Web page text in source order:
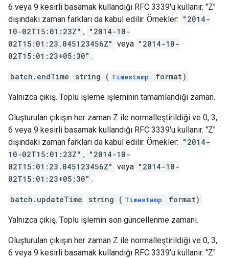
6 veya 9 kesirli basamak kullandığı RFC 3339'u kullanır. "Z"
dışındaki zaman farkları da kabul edilir. Örnekler: "2014-
10-02T15:01:23Z" , "2014-10-
02T15:01:23.045123456Z" veya "2014-10-
02T15:01:23+05:30" .
batch.endTime string ( Timestamp format)
Yalnızca çıkış. Toplu işleme işleminin tamamlandığı zaman.
Oluşturulan çıkışın her zaman Z ile normalleştirildiği ve 0, 3,
6 veya 9 kesirli basamak kullandığı RFC 3339'u kullanır. "Z"
dışındaki zaman farkları da kabul edilir. Örnekler: "2014-
10-02T15:01:23Z" , "2014-10-
02T15:01:23.045123456Z" veya "2014-10-
02T15:01:23+05:30" .
batch.updateTime string ( Timestamp format)
Yalnızca çıkış. Toplu işlemin son güncellenme zamanı.
Oluşturulan çıkışın her zaman Z ile normalleştirildiği ve 0, 3,
6 veya 9 kesirli basamak kullandığı RFC 3339'u kullanır. "Z"